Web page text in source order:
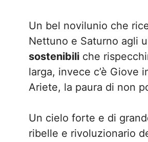
Un bel novilunio che
Nettuno e Saturno agli
sostenibili che
larga, invece c’è Giove
Ariete, la paura di non
Un cielo forte e di
ribelle e rivoluzionario